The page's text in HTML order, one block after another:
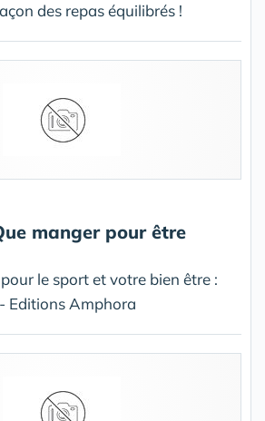
des repas équilibrés !
manger pour être
le sport et votre bien être :
Editions Amphora